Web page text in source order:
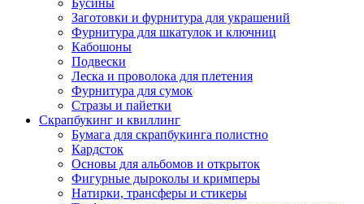
Заготовки и фурнитура для украшений
Фурнитура для шкатулок и ключниц
Кабошоны
Подвески
Леска и проволока для плетения
Фурнитура для сумок
Стразы и пайетки
Скрапбукинг и квиллинг
Бумага для скрапбукинга полистно
Кардсток
Основы для альбомов и открыток
Фигурные дыроколы и кримперы
Натирки, трансферы и стикеры